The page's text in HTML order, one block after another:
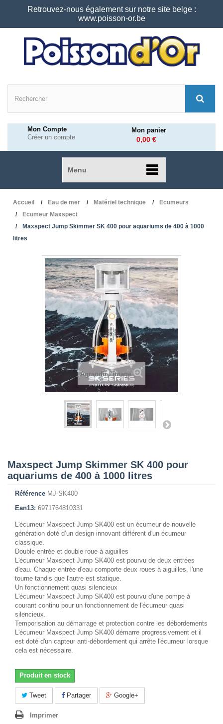
Retrouvez-nous également sur notre site belge :
www.poisson-or.be
Mon Compte
Créer un compte
Mon panier
0,00 €
Menu
Accueil Eau de mer Matériel technique
Ecumeurs
Ecumeur Maxspect
Maxspect Jump Skimmer SK 400 pour aquariums de 400 à 1000
litres
Agrandir l'image
Maxspect Jump Skimmer SK 400 pour
aquariums de 400 à 1000 litres
Référence MJ-SK400
Ean13: 6971764810331
L'écumeur Maxspect Jump SK400 est un écumeur de nouvelle
génération doté d’un design innovant différent d'un écumeur
classique.
Double entrée et double roue à aiguilles
L'écumeur Maxspect Jump SK400 est pourvu de deux entrées
d'eau. Chaque entrée d'eau comporte deux roues à aiguilles, l'une
tourne tandis que l'autre est statique.
Un fonctionnement quasi silencieux
L'écumeur Maxspect Jump SK400 est pourvu d'une pompe à
courant continu pour un fonctionnement de l'écumeur quasi
silencieux.
Temporisation au démarrage et protection contre les débordements
L'écumeur Maxspect Jump SK400 démarre progressivement et il
est doté d'un capteur anti-débordement qui arrête l'écumeur lorsque
cela est nécessaire.
Produit en stock
Tweet Partager Google+
Imprimer